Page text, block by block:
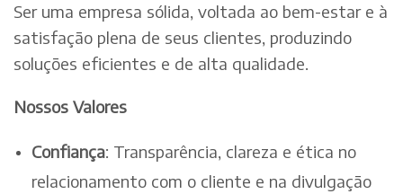
Ser uma empresa sólida, voltada ao bem-estar e à
satisfação plena de seus clientes, produzindo
soluções eficientes e de alta qualidade.
Nossos Valores
Confiança: Transparência, clareza e ética no
relacionamento com o cliente e na divulgação